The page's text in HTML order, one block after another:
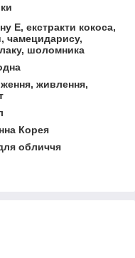
Е, екстракти кокоса,
чамецидарису,
шоломника
живлення,
Корея
обличчя